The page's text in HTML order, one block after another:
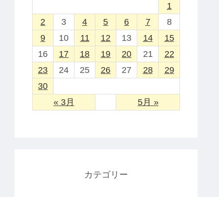
« 3月 5月 »
1
2
3 4 5 6 7
8
9
10 11 12 13 14
15
16
17 18 19 20 21
22
23
24 25 26 27 28
29
30
カテゴリー